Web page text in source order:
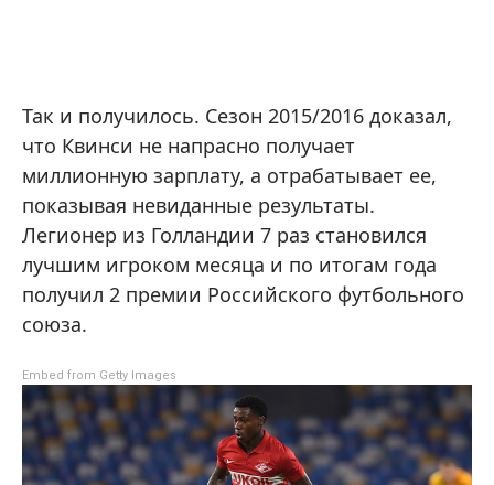
Так и получилось. Сезон 2015/2016 доказал,
что Квинси не напрасно получает
миллионную зарплату, а отрабатывает ее,
показывая невиданные результаты.
Легионер из Голландии 7 раз становился
лучшим игроком месяца и по итогам года
получил 2 премии Российского футбольного
союза.
Embed from Getty Images